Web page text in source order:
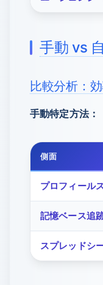
手動 vs
比較分析：
手動特定方法：
側面
プロフィール
記憶ベース追
スプレッドシ